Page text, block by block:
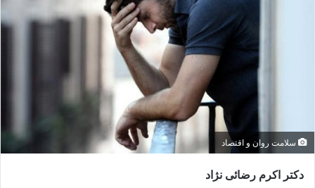
سلامت روان و اقتصاد
دکتر اکرم رضائی نژاد